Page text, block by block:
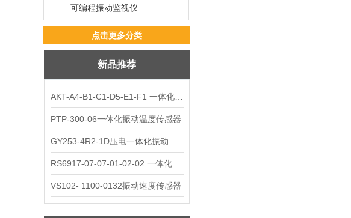
可编程振动监视仪
点击更多分类
新品推荐
PTP-300-06一体化振动温度传感器
VS102- 1100-0132振动速度传感器